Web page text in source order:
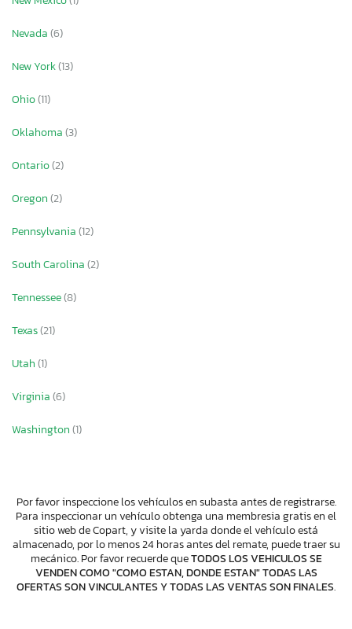
Nevada(6)
New York(13)
Ohio(11)
Oklahoma(3)
Ontario(2)
Oregon(2)
Pennsylvania(12)
South Carolina(2)
Tennessee(8)
Texas(21)
Utah(1)
Virginia(6)
Washington(1)
Por favor inspeccione los vehículos en subasta antes de registrarse.
Para inspeccionar un vehículo obtenga una membresia gratis en el
sitio web de Copart, y visite la yarda donde el vehículo está
almacenado, por lo menos 24 horas antes del remate, puede traer su
mecánico. Por favor recuerde queTODOS LOS VEHICULOS SE
VENDEN COMO "COMO ESTAN, DONDE ESTAN" TODAS LAS
OFERTAS SON VINCULANTES Y TODAS LAS VENTAS SON FINALES.